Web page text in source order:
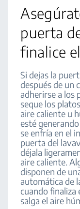
puerta
finalice
Si dejas la
después de un
adherirse a los
seque los
aire caliente u
esté
se enfría en el
puerta del
déjala
aire caliente.
disponen de
automática de
cuando finaliza
salga el aire